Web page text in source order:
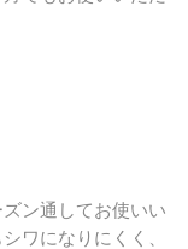
ン通してお使いい
ワになりにくく、